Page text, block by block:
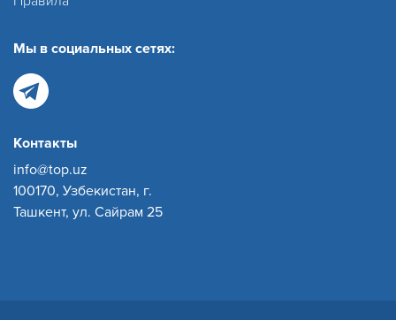
Мы в социальных сетях:
Контакты
info@top.uz
100170, Узбекистан, г.
Ташкент, ул. Сайрам 25